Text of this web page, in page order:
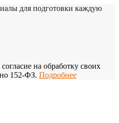
для подготовки каждую
на обработку своих
152-ФЗ. Подробнее